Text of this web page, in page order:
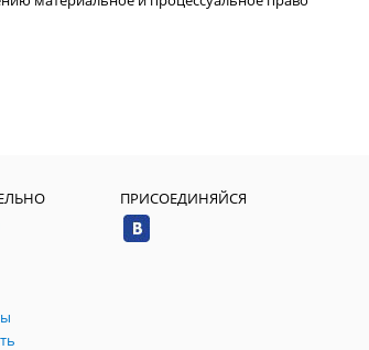
ПРИСОЕДИНЯЙСЯ